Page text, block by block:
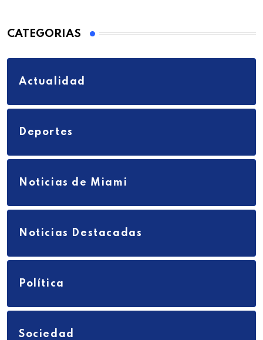
CATEGORIAS
Actualidad
Deportes
Noticias de Miami
Noticias Destacadas
Política
Sociedad